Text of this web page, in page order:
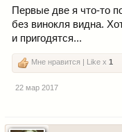
Первые две я что-то
без винокля видна.
и пригодятся...
Мне нравится | Like x 1
22 мар 2017